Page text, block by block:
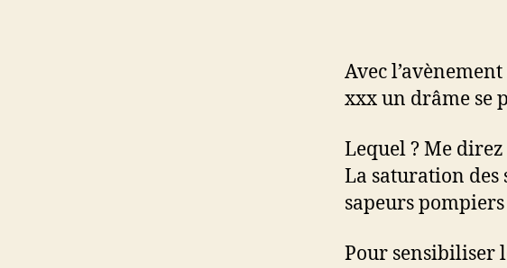
Avec
xxx un drâme se
Lequel ? Me direz
La saturation des
sapeurs
Pour sensibiliser